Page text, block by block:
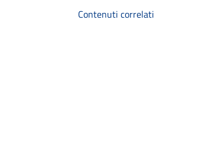
Contenuti correlati